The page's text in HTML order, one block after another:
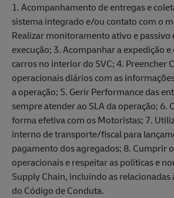
1. Acompanhamento de entregas e
sistema integrado e/ou contato com o
Realizar monitoramento ativo e passivo
execução; 3. Acompanhar a expedição
carros no interior do SVC; 4. Preencher
operacionais diários com as
a operação; 5. Gerir Performance das
sempre atender ao SLA da operação; 6.
forma efetiva com os Motoristas; 7.
interno de transporte/fiscal para
pagamento dos agregados; 8. Cumprir
operacionais e respeitar as políticas e
Supply Chain, incluindo as relacionadas
do Código de Conduta.